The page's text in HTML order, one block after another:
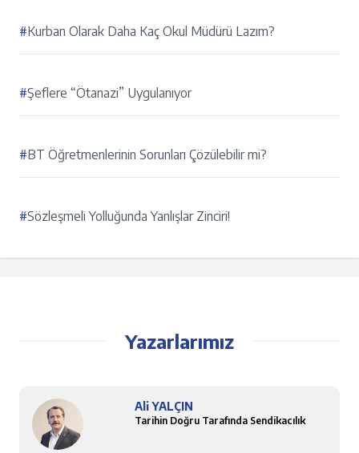
#Kurban Olarak Daha Kaç Okul Müdürü Lazım?
#Şeflere “Ötanazi” Uygulanıyor
#BT Öğretmenlerinin Sorunları Çözülebilir mi?
#Sözleşmeli Yolluğunda Yanlışlar Zinciri!
Yazarlarımız
Ali YALÇIN
Tarihin Doğru Tarafında Sendikacılık